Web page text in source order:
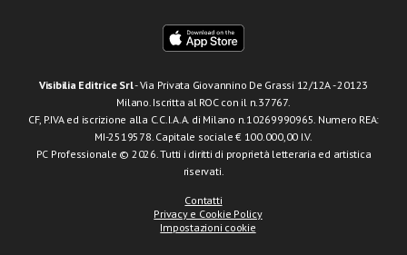
Visibilia Editrice Srl- Via Privata Giovannino De Grassi 12/12A - 20123
Milano. Iscritta al ROC con il n.37767.
CF, P.IVA ed iscrizione alla C.C.I.A.A. di Milano n.10269990965. Numero REA:
MI-2519578. Capitale sociale € 100.000,00 I.V.
PC Professionale © 2026. Tutti i diritti di proprietà letteraria ed artistica
riservati.
Contatti
Privacy e Cookie Policy
Impostazioni cookie